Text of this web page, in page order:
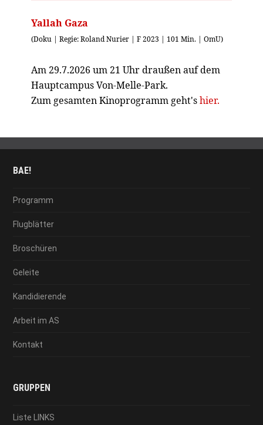
Yallah Gaza
(Doku | Regie: Roland Nurier | F 2023 | 101 Min. | OmU)
Am 29.7.2026 um 21 Uhr draußen auf dem
Hauptcampus Von-Melle-Park.
Zum gesamten Kinoprogramm geht'shier.
BAE!
Programm
Flugblätter
Broschüren
Geleite
Kandidierende
Arbeit im AS
Kontakt
GRUPPEN
Liste LINKS